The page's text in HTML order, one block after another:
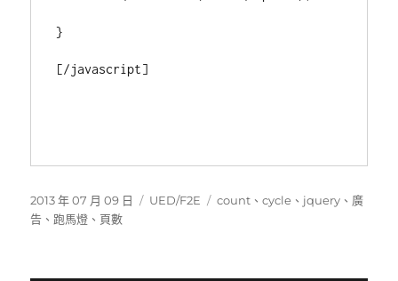
}
[/javascript]
發
佈
2013 年 07 月 09 日
分
UED/F2E
標
count 、cycle 、 jquery 、 廣
告 、 跑馬燈 、 頁數